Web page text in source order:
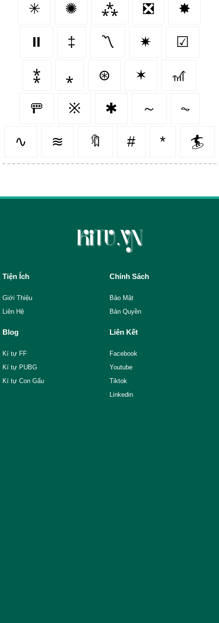
✳ ✺ ⁂ ❎ ✸
⏸️ ‡ 〽 ✷ ☑
⁑ ⁎ ⊛ ✶ 🎢
🚥 ※ ✱ ～ ⏦
∿ ≋ 🔖 # * 🏄‍
Tiện Ích
Giới Thiệu
Liên Hệ
Chính Sách
Bảo Mật
Bản Quyền
Blog
Kí tự FF
Kí tự PUBG
Kí tự Con Gấu
Liên Kết
Facebook
Youtube
Tiktok
Linkedin